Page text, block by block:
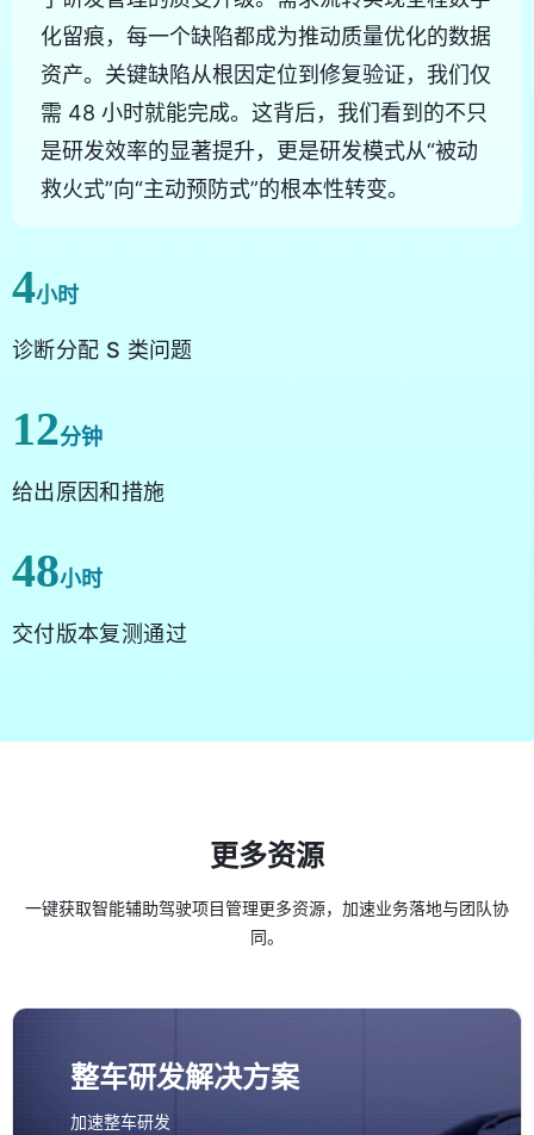
化留痕，每一个缺陷都成为推动质量优化的数据
资产。关键缺陷从根因定位到修复验证，我们仅
需 48 小时就能完成。这背后，我们看到的不只
是研发效率的显著提升，更是研发模式从“被动
救火式”向“主动预防式”的根本性转变。
4小时
诊断分配 S 类问题
12分钟
给出原因和措施
48小时
交付版本复测通过
更多资源
一键获取智能辅助驾驶项目管理更多资源，加速业务落地与团队协
同。
整车研发解决方案
加速整车研发